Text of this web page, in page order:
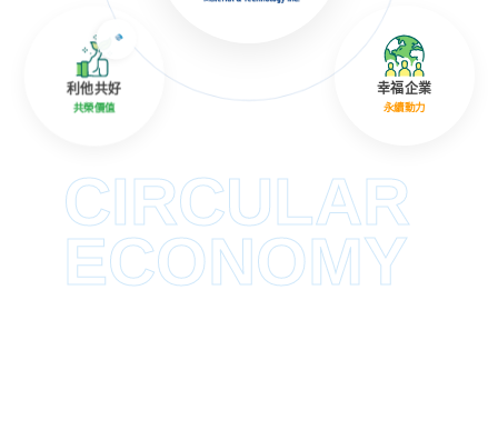
利他共好
共榮價值
幸福企業
永續動力
CIRCULAR
ECONOMY